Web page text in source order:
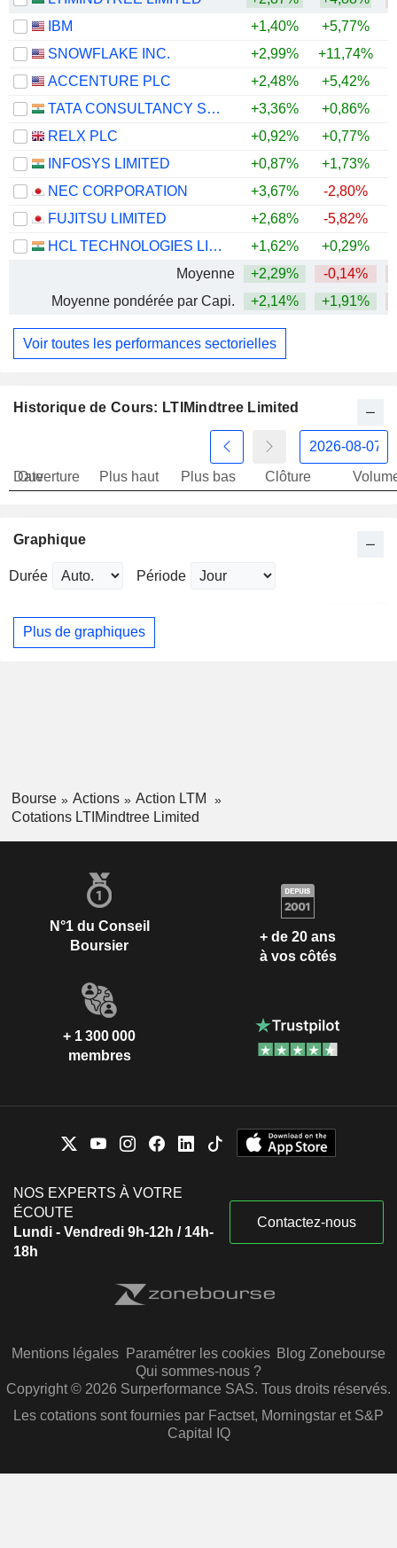
IBM
+1,40% +5,77%
SNOWFLAKE INC.
+2,99% +11,74%
ACCENTURE PLC
+2,48% +5,42%
TATA CONSULTANCY SERVICES LTD.
+3,36% +0,86%
RELX PLC
+0,92% +0,77%
INFOSYS LIMITED
+0,87% +1,73%
NEC CORPORATION
+3,67% -2,80%
FUJITSU LIMITED
+2,68% -5,82%
HCL TECHNOLOGIES LIMITED
+1,62% +0,29%
Moyenne
+2,29% -0,14%
Moyenne pondérée par Capi.
+2,14% +1,91%
Voir toutes les performances sectorielles
Historique de Cours: LTIMindtree Limited
Date
Ouverture Plus haut Plus bas Clôture
Graphique
Durée Période
Plus de graphiques
Bourse Actions
Action LTM
Cotations LTIMindtree Limited
N°1 du Conseil
Boursier
+ de 20 ans
à vos côtés
+ 1 300 000
membres
NOS EXPERTS À VOTRE
ÉCOUTE
Lundi - Vendredi 9h-12h / 14h-
18h
Contactez-nous
Mentions légales Paramétrer les cookies Blog Zonebourse
Qui sommes-nous ?
Copyright © 2026 Surperformance SAS. Tous droits réservés.
Les cotations sont fournies par Factset, Morningstar et S&P
Capital IQ